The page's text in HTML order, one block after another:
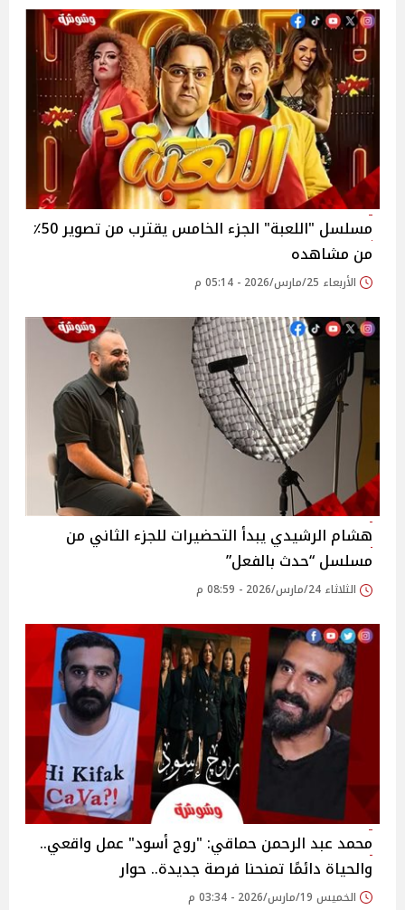
مسلسل "اللعبة" الجزء الخامس يقترب من تصوير 50٪
من مشاهده
الأربعاء 25/مارس/2026 - 05:14 م
هشام الرشيدي يبدأ التحضيرات للجزء الثاني من
مسلسل “حدث بالفعل”
الثلاثاء 24/مارس/2026 - 08:59 م
محمد عبد الرحمن حماقي: "روج أسود" عمل واقعي..
والحياة دائمًا تمنحنا فرصة جديدة.. حوار
الخميس 19/مارس/2026 - 03:34 م